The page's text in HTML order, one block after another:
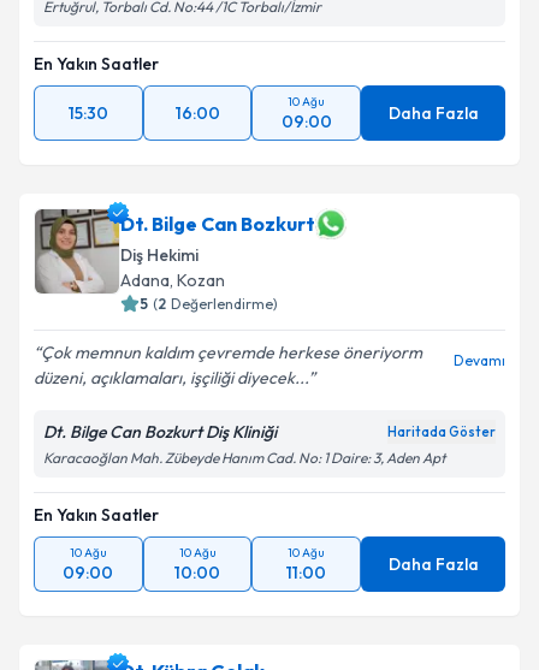
Ertuğrul, Torbalı Cd. No:44 /1C Torbalı/İzmir
En Yakın Saatler
15:30 16:00
10 Ağu
09:00 Daha Fazla
Dt. Bilge Can Bozkurt
Diş Hekimi
Adana, Kozan
5 (2 Değerlendirme)
Çok memnun kaldım çevremde herkese öneriyorm
düzeni, açıklamaları, işçiliği diyecek...
Devamı
Dt. Bilge Can Bozkurt Diş Kliniği Haritada Göster
Karacaoğlan Mah. Zübeyde Hanım Cad. No: 1 Daire: 3, Aden Apt
En Yakın Saatler
10 Ağu
09:00
10 Ağu
10:00
10 Ağu
11:00 Daha Fazla